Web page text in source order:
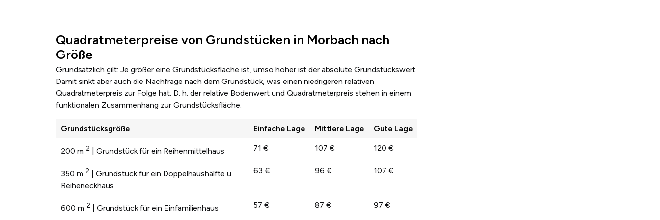
Quadratmeterpreise von Grundstücken in Morbach nach
Größe
Grundsätzlich gilt: Je größer eine Grundstücksfläche ist, umso höher ist der absolute Grundstückswert.
Damit sinkt aber auch die Nachfrage nach dem Grundstück, was einen niedrigeren relativen
Quadratmeterpreis zur Folge hat. D. h. der relative Bodenwert und Quadratmeterpreis stehen in einem
funktionalen Zusammenhang zur Grundstücksfläche.
Grundstücksgröße Einfache Lage Mittlere Lage Gute Lage
200 m 2 | Grundstück für ein Reihenmittelhaus 71 € 107 € 120 €
350 m 2
| Grundstück für ein Doppelhaushälfte u.
Reiheneckhaus
63 € 96 € 107 €
600 m 2 | Grundstück für ein Einfamilienhaus 57 € 87 € 97 €